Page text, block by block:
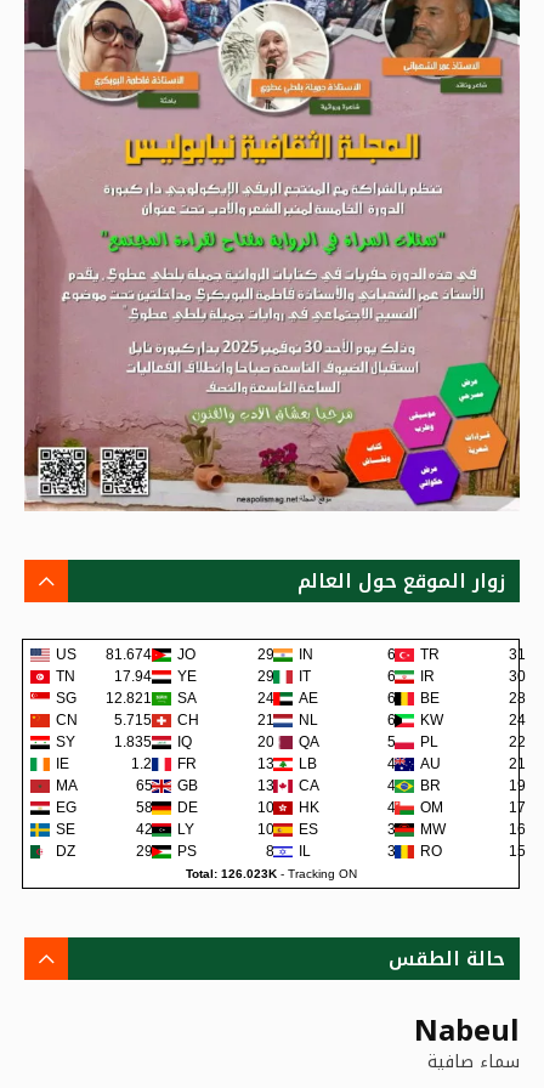
زوار الموقع حول العالم
US 81.674K JO 292 IN 67 TR
31
TN
17.94K YE 290 IT 62 IR
30
SG
12.821K SA 242 AE 62 BE
28
CN
5.715K CH 219 NL 60 KW
24
SY
1.835K IQ 200 QA 57 PL
22
IE
1.2K FR 138 LB 48 AU
21
MA
659 GB 133 CA 45 BR
19
EG
581 DE 108 HK 42 OM
17
SE
422 LY 105 ES 38 MW
16
DZ
295 PS 80 IL 36 RO 15
Total: 126.023K- Tracking ON
حالة الطقس
Nabeul
سماء صافية